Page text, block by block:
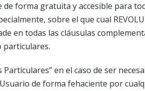
forma gratuita y accesible para
sobre el que cual
en todas las cláusulas
particulares.
Particulares” en el caso de ser
de forma fehaciente por